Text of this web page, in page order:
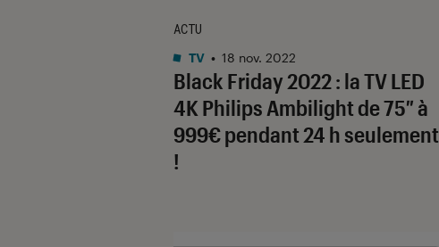
Black Friday 2022 : la TV LED
4K Philips Ambilight de 75″ à
999€ pendant 24 h seulement
!
ACTU
TV • 18 nov. 2022